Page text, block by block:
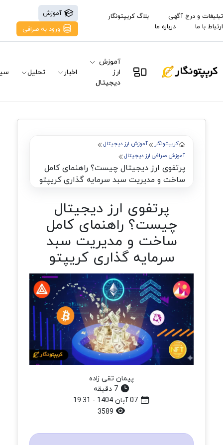
تبلیغات و درج آگهی
بلاگ کریپتونگار
ارتباط با ما
درباره ما
آموزش
ورود به صرافی
آموزش
ارز
دیجیتال
اخبار تحلیل
کریپتونگار
آموزش ارز دیجیتال
آموزش صرافی ارز دیجیتال
پرتفوی ارز دیجیتال چیست؟ راهنمای کامل
ساخت و مدیریت سبد سرمایه گذاری کریپتو
پرتفوی ارز دیجیتال
چیست؟ راهنمای کامل
ساخت و مدیریت سبد
سرمایه گذاری کریپتو
پیمان تقی زاده
7 دقیقه